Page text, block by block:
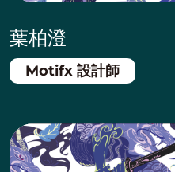
葉柏澄
Motifx 設計師